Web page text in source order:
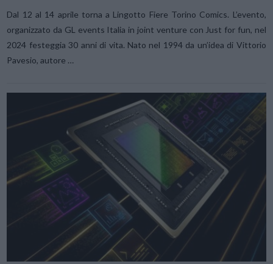
VIEW POST
Dal 12 al 14 aprile torna a Lingotto Fiere Torino Comics. L’evento,
organizzato da GL events Italia in joint venture con Just for fun, nel
2024 festeggia 30 anni di vita. Nato nel 1994 da un’idea di Vittorio
Pavesio, autore …